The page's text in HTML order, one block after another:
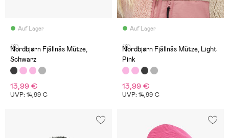
Auf Lager
(6)
Nordbjørn Fjällnäs Mütze,
Schwarz
13,99 €
UVP: 14,99 €
Auf Lager
(6)
Nordbjørn Fjällnäs Mütze, Light
Pink
13,99 €
UVP: 14,99 €